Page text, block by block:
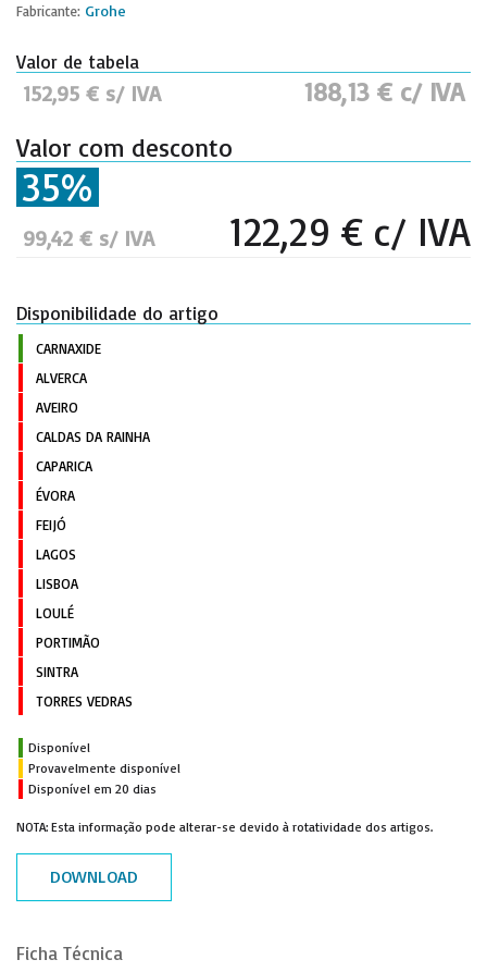
Fabricante: Grohe
Valor de tabela
152,95 € s/ IVA 188,13 € c/ IVA
Valor com desconto
35%
99,42 € s/ IVA 122,29 € c/ IVA
Disponibilidade do artigo
CARNAXIDE
ALVERCA
AVEIRO
CALDAS DA RAINHA
CAPARICA
ÉVORA
FEIJÓ
LAGOS
LISBOA
LOULÉ
PORTIMÃO
SINTRA
TORRES VEDRAS
Disponível
Provavelmente disponível
Disponível em 20 dias
NOTA: Esta informação pode alterar-se devido à rotatividade dos artigos.
DOWNLOAD
Ficha Técnica